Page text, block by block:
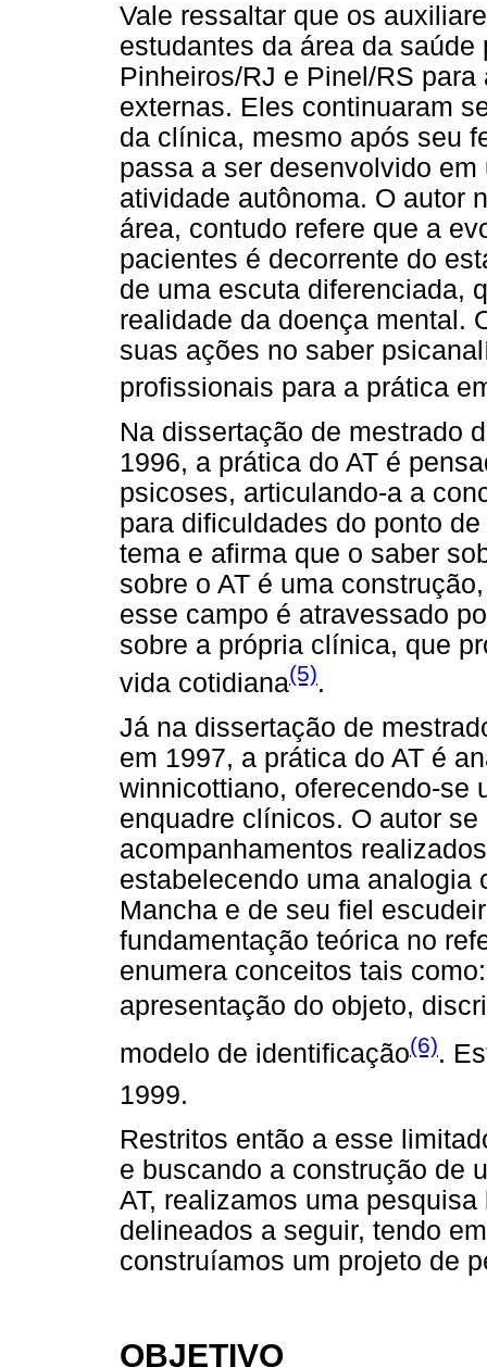
Vale ressaltar que os
estudantes da área da
Pinheiros/RJ e Pinel/RS
externas. Eles continuaram
da clínica, mesmo após seu
passa a ser desenvolvido
atividade autônoma. O autor
área, contudo refere que a
pacientes é decorrente do
de uma escuta diferenciada,
realidade da doença mental.
suas ações no saber
profissionais para a prática
Na dissertação de mestrado
1996, a prática do AT é
psicoses, articulando-a a
para dificuldades do ponto
tema e afirma que o saber
sobre o AT é uma
esse campo é atravessado
sobre a própria clínica, que
vida cotidiana(5).
Já na dissertação de
em 1997, a prática do AT é
winnicottiano, oferecendo-se
enquadre clínicos. O autor
acompanhamentos
estabelecendo uma analogia
Mancha e de seu fiel
fundamentação teórica no
enumera conceitos tais
apresentação do objeto,
modelo de identificação(6).
1999.
Restritos então a esse
e buscando a construção de
AT, realizamos uma
delineados a seguir, tendo
construíamos um projeto de
OBJETIVO